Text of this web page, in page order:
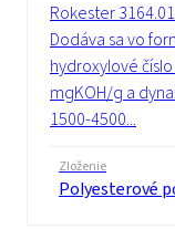
Rokester
Dodáva sa vo
hydroxylové
mgKOH/g a
1500-4500...
Zloženie
Polyesterové